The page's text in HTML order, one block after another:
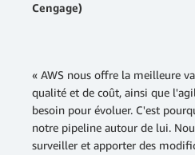
Cengage)
« AWS nous offre la meilleure
qualité et de coût, ainsi que
besoin pour évoluer. C'est
notre pipeline autour de lui.
surveiller et apporter des